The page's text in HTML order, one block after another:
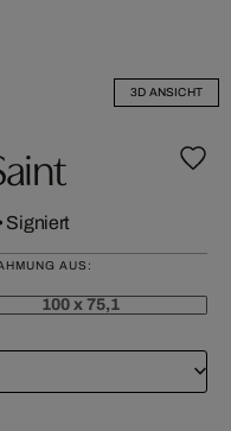
3D ANSICHT
Signiert
AUS:
100 x 75,1